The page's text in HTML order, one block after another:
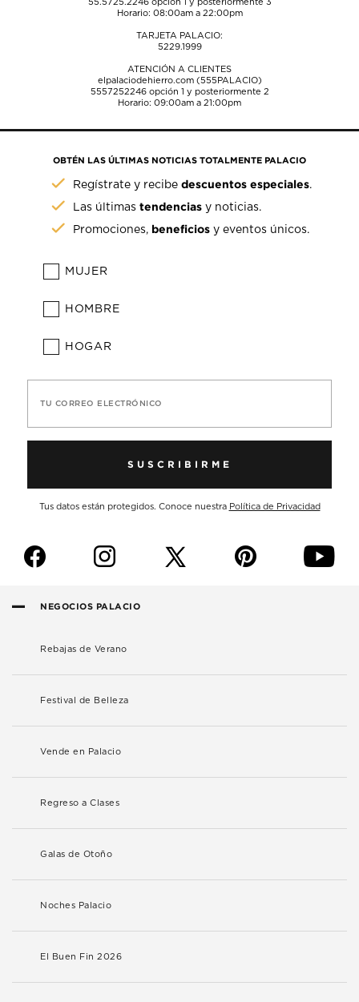
55.5725.2246opción 1 y posteriormente 3
Horario: 08:00am a 22:00pm
TARJETA PALACIO:
5229.1999
ATENCIÓN A CLIENTES
elpalaciodehierro.com (555PALACIO)
5557252246opción 1 y posteriormente 2
Horario: 09:00am a 21:00pm
OBTÉN LAS ÚLTIMAS NOTICIAS TOTALMENTE PALACIO
Regístrate y recibedescuentos especiales.
Las últimastendencias y noticias.
Promociones, beneficios y eventos únicos.
MUJER
HOMBRE
HOGAR
TU CORREO ELECTRÓNICO
SUSCRIBIRME
Tus datos están protegidos. Conoce nuestra Política de Privacidad
f i p y
NEGOCIOS PALACIO
Rebajas de Verano
Festival de Belleza
Vende en Palacio
Regreso a Clases
Galas de Otoño
Noches Palacio
El Buen Fin 2026